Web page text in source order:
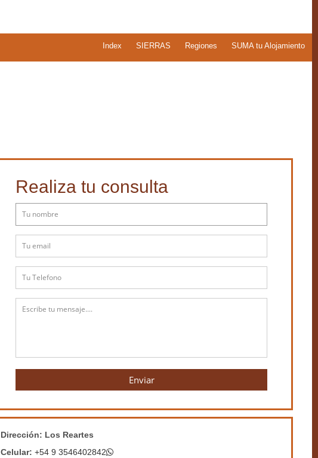
Index SIERRAS Regiones SUMA tu Alojamiento
Realiza tu consulta
Enviar
Dirección: Los Reartes
Celular:+54 9 3546402842